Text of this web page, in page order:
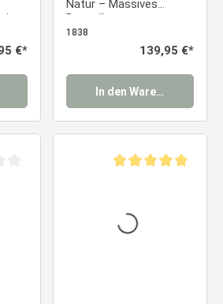
Preis:
€*
Natur – Massives
Doppelbett aus
Kiefernholz mit
Lattenrost im modernen
1838
Regulärer Preis:
139,95 €*
In den Warenkorb